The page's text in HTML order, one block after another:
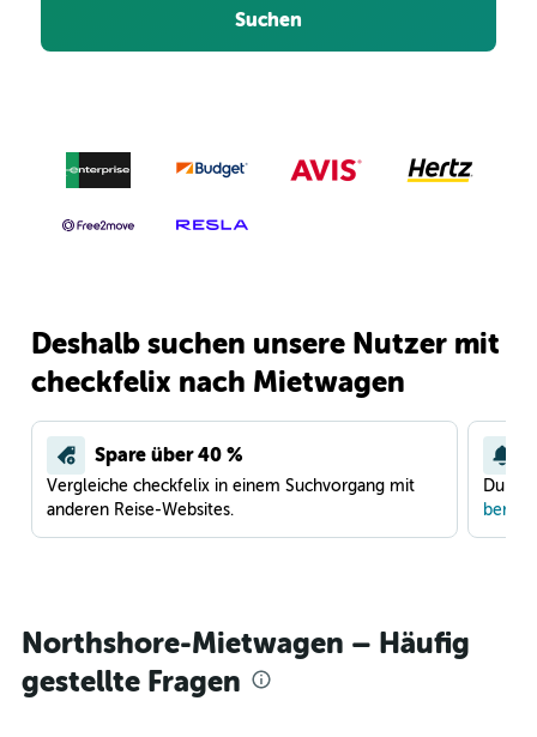
Suchen
Deshalb suchen unsere Nutzer mit
checkfelix nach Mietwagen
Spare über 40 %
Vergleiche checkfelix in einem Suchvorgang mit
anderen Reise-Websites.
Du
Northshore-Mietwagen – Häufig
gestellte Fragen